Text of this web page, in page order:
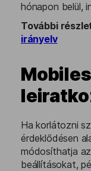
hónapon belül,
További
irányelv
Ha korlátozni
érdeklődésen
módosíthatja
beállításokat,